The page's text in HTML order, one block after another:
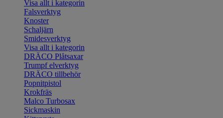
Visa allt i kategorin
Falsverktyg
Knoster
Schaljärn
Smidesverktyg
Visa allt i kategorin
DRÄCO Plåtsaxar
Trumpf elverktyg
DRÄCO tillbehör
Popnitpistol
Krokfräs
Malco Turbosax
Sickmaskin